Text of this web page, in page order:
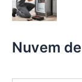
Nuvem